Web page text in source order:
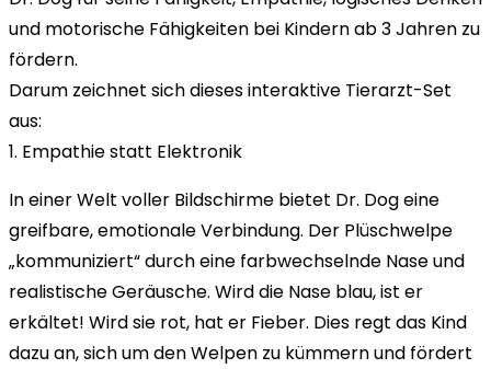
und motorische Fähigkeiten bei Kindern ab 3 Jahren zu
fördern.
Darum zeichnet sich dieses interaktive Tierarzt-Set
aus:
1. Empathie statt Elektronik
In einer Welt voller Bildschirme bietet Dr. Dog eine
greifbare, emotionale Verbindung. Der Plüschwelpe
„kommuniziert“ durch eine farbwechselnde Nase und
realistische Geräusche. Wird die Nase blau, ist er
erkältet! Wird sie rot, hat er Fieber. Dies regt das Kind
dazu an, sich um den Welpen zu kümmern und fördert